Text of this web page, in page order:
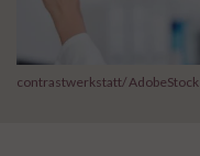
contrastwerkstatt/ AdobeStock